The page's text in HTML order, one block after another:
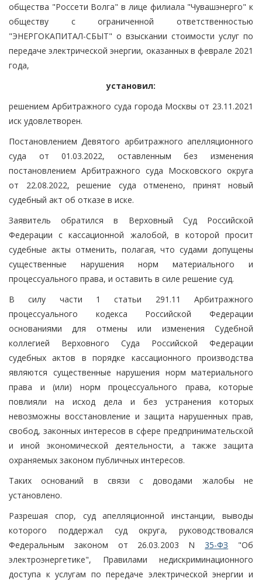
общества "Россети Волга" в лице филиала "Чувашэнерго" к
обществу с ограниченной ответственностью
"ЭНЕРГОКАПИТАЛ-СБЫТ" о взыскании стоимости услуг по
передаче электрической энергии, оказанных в феврале 2021
года,
установил:
решением Арбитражного суда города Москвы от 23.11.2021
иск удовлетворен.
Постановлением Девятого арбитражного апелляционного
суда от 01.03.2022, оставленным без изменения
постановлением Арбитражного суда Московского округа
от 22.08.2022, решение суда отменено, принят новый
судебный акт об отказе в иске.
Заявитель обратился в Верховный Суд Российской
Федерации с кассационной жалобой, в которой просит
судебные акты отменить, полагая, что судами допущены
существенные нарушения норм материального и
процессуального права, и оставить в силе решение суд.
В силу части 1 статьи 291.11 Арбитражного
процессуального кодекса Российской Федерации
основаниями для отмены или изменения Судебной
коллегией Верховного Суда Российской Федерации
судебных актов в порядке кассационного производства
являются существенные нарушения норм материального
права и (или) норм процессуального права, которые
повлияли на исход дела и без устранения которых
невозможны восстановление и защита нарушенных прав,
свобод, законных интересов в сфере предпринимательской
и иной экономической деятельности, а также защита
охраняемых законом публичных интересов.
Таких оснований в связи с доводами жалобы не
установлено.
Разрешая спор, суд апелляционной инстанции, выводы
которого поддержал суд округа, руководствовался
Федеральным законом от 26.03.2003 N35-ФЗ "Об
электроэнергетике", Правилами недискриминационного
доступа к услугам по передаче электрической энергии и